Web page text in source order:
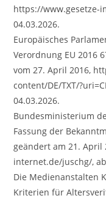
https://www.gesetze-
04.03.2026.
Europäisches
Verordnung EU 2016
vom 27. April 2016,
content/DE/TXT/
04.03.2026.
Bundesministerium
Fassung der
geändert am 21. April
internet.de/juschg/,
Die Medienanstalten
Kriterien für